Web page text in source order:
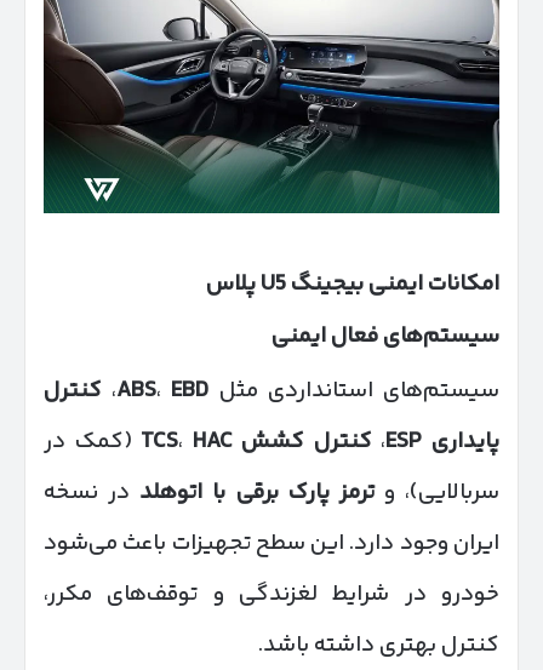
امکانات ایمنی بیجینگ
پلاس
سیستم‌های فعال ایمنی
سیستم‌های استانداردی مثل
ABS، EBD ، کنترل
پایداری
، کنترل کشش TCS ، HAC
(کمک در
سربالایی)، وترمز پارک برقی با اتوهلد در نسخه
ایران وجود دارد. این سطح تجهیزات باعث می‌شود
خودرو در شرایط لغزندگی و توقف‌های مکرر،
کنترل بهتری داشته باشد.